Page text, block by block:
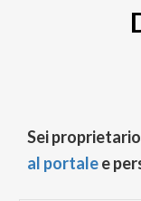
Sei
al portalee